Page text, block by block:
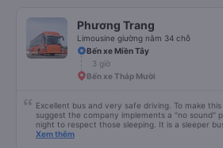
Phương Trang
Limousine giường nằm 34 chỗ
Bến xe Miền Tây
3 giờ
Bến xe Tháp Mười
Excellent bus and very safe driving. To make
suggest the company implements a "no sound"
night to respect those sleeping. It is a sleeper
please display the Wi-Fi password clearly inside
Xem thêm